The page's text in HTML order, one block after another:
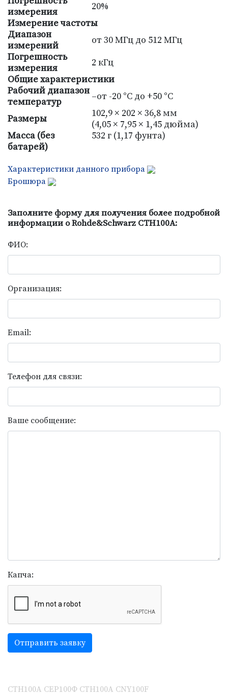
измерения
20%
Измерение частоты
Диапазон
измерений
от 30 MГц до 512 МГц
Погрешность
измерения
2 кГц
Общие характеристики
Рабочий диапазон
температур
–от -20 °С до +50 °С
Размеры
102,9 × 202 × 36,8 мм
(4,05 × 7,95 × 1,45 дюйма)
Масса (без
батарей)
532 г (1,17 фунта)
Характеристики данного прибора
Брошюра
Заполните форму для получения более подробной
информации о Rohde&Schwarz CTH100A:
ФИО:
Организация:
Email:
Телефон для связи:
Ваше сообщение:
Капча:
Отправить заявку
CTH100A СЕР100Ф СТН100А CNY100F